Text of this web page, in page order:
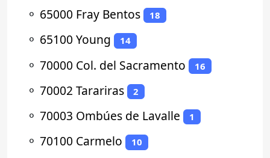
⚬ 65000 Fray Bentos 18
⚬ 65100 Young 14
⚬ 70000 Col. del Sacramento 16
⚬ 70002 Tarariras 2
⚬ 70003 Ombúes de Lavalle 1
⚬ 70100 Carmelo 10